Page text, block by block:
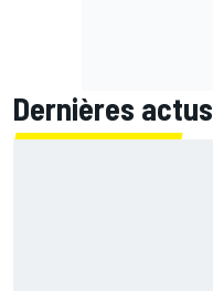
Dernières actus